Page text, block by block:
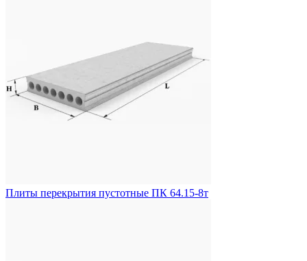
Плиты перекрытия пустотные ПК 64.15-8т